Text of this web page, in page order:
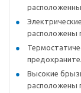
расположены
Высокие
расположены